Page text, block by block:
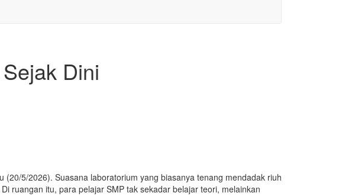
Dini
5/2026). Suasana laboratorium yang biasanya tenang mendadak riuh
ruangan itu, para pelajar SMP tak sekadar belajar teori, melainkan